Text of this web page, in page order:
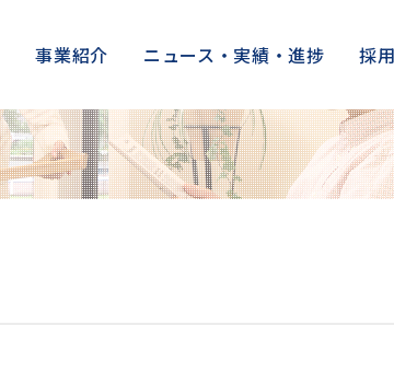
事業紹介 ニュース・実績・進捗 採